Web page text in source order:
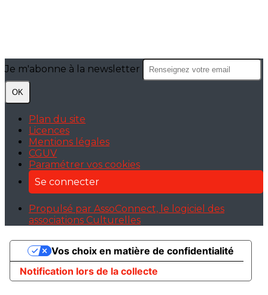
Je m'abonne à la newsletter
OK
Plan du site
Licences
Mentions légales
CGUV
Paramétrer vos cookies
Se connecter
Propulsé par AssoConnect, le logiciel des
associations Culturelles
Notification lors de la collecte
Vos choix en matière de confidentialité